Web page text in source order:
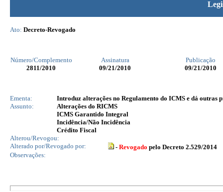
Ato: Decreto-Revogado
Número/Complemento Assinatura
Publicação
2811/2010 09/21/2010 09/21/2010
Ementa:
Introduz alterações no Regulamento do ICMS e dá outras
Assunto:
Alterações do RICMS
ICMS Garantido Integral
Incidência/Não Incidência
Crédito Fiscal
Alterou/Revogou:
Alterado por/Revogado por:
- Revogado pelo Decreto 2.529/2014
Observações: